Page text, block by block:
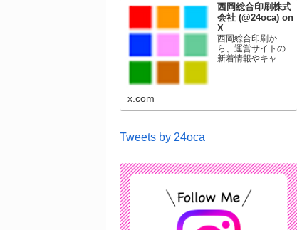
西岡総合印刷株式
会社 (@24oca) on
X
西岡総合印刷か
ら、運営サイトの
新着情報やキャン
ています。
x.com
Tweets by 24oca